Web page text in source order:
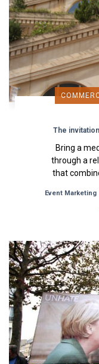
The
Bring a
through a
that
Event Marketing